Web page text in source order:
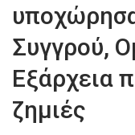
Συγγρού,
Εξάρχεια
ζημιές